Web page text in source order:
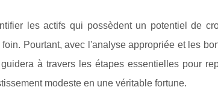
les actifs qui possèdent un potentiel de
Pourtant, avec l'analyse appropriée et les
à travers les étapes essentielles pour
modeste en une véritable fortune.